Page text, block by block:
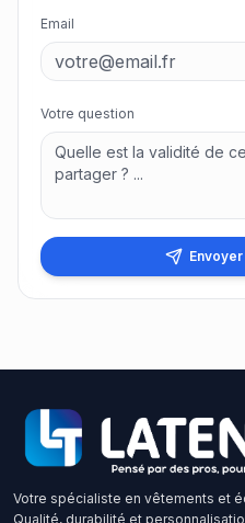
Email
Votre question
Votre spécialiste en vêtements et
Qualité, durabilité et